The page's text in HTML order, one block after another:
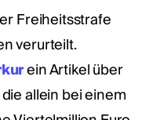
Freiheitsstrafe
verurteilt.
ein Artikel über
allein bei einem